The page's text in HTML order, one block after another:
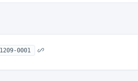
0001